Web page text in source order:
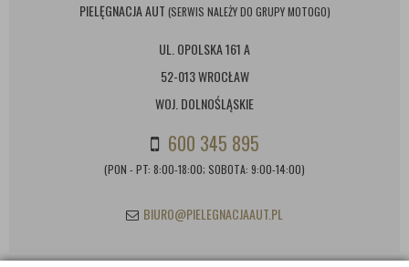
PIELĘGNACJA AUT (SERWIS NALEŻY DO GRUPY MOTOGO)
UL. OPOLSKA 161 A
52-013 WROCŁAW
WOJ. DOLNOŚLĄSKIE
600 345 895
(PON - PT: 8:00-18:00; SOBOTA: 9:00-14:00)
BIURO@PIELEGNACJAAUT.PL